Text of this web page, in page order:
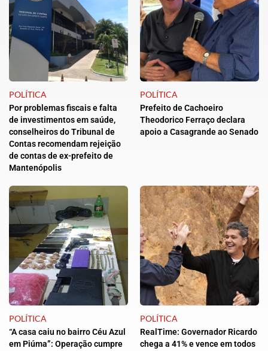
POLÍTICA
Por problemas fiscais e falta
de investimentos em saúde,
conselheiros do Tribunal de
Contas recomendam rejeição
de contas de ex-prefeito de
Mantenópolis
POLÍTICA
Prefeito de Cachoeiro
Theodorico Ferraço declara
apoio a Casagrande ao Senado
POLÍTICA
“A casa caiu no bairro Céu Azul
em Piúma”: Operação cumpre
POLÍTICA
RealTime: Governador Ricardo
chega a 41% e vence em todos